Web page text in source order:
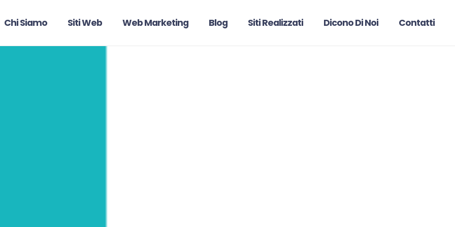
Chi Siamo Siti Web Web Marketing Blog Siti Realizzati Dicono Di Noi Contatti